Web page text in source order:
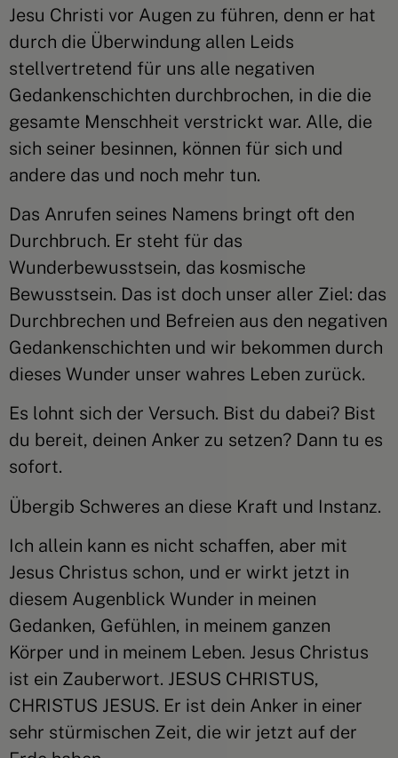
Jesu Christi vor Augen zu führen, denn er hat
durch die Überwindung allen Leids
stellvertretend für uns alle negativen
Gedankenschichten durchbrochen, in die die
gesamte Menschheit verstrickt war. Alle, die
sich seiner besinnen, können für sich und
andere das und noch mehr tun.
Das Anrufen seines Namens bringt oft den
Durchbruch. Er steht für das
Wunderbewusstsein, das kosmische
Bewusstsein. Das ist doch unser aller Ziel: das
Durchbrechen und Befreien aus den negativen
Gedankenschichten und wir bekommen durch
dieses Wunder unser wahres Leben zurück.
Es lohnt sich der Versuch. Bist du dabei? Bist
du bereit, deinen Anker zu setzen? Dann tu es
sofort.
Übergib Schweres an diese Kraft und Instanz.
Ich allein kann es nicht schaffen, aber mit
Jesus Christus schon, und er wirkt jetzt in
diesem Augenblick Wunder in meinen
Gedanken, Gefühlen, in meinem ganzen
Körper und in meinem Leben. Jesus Christus
ist ein Zauberwort. JESUS CHRISTUS,
CHRISTUS JESUS. Er ist dein Anker in einer
sehr stürmischen Zeit, die wir jetzt auf der